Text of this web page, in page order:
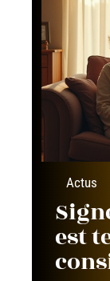
Actus
est